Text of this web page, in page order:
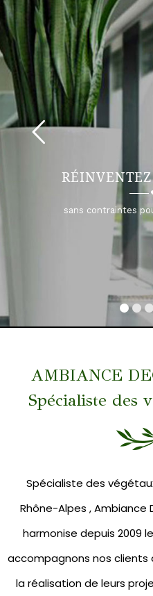
RÉINVENTEZ
AMBIANCE
Spécialiste des
Spécialiste des
Rhône-Alpes ,
harmonise depuis 2009
accompagnons nos clients
la réalisation de leurs